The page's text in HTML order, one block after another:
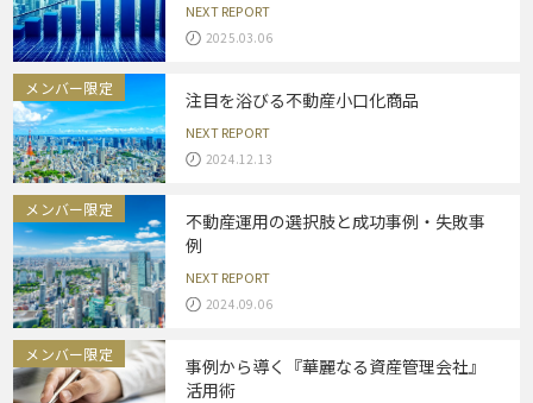
NEXT REPORT
2025.03.06
メンバー限定
注目を浴びる不動産小口化商品
NEXT REPORT
2024.12.13
メンバー限定
不動産運用の選択肢と成功事例・失敗事
例
NEXT REPORT
2024.09.06
メンバー限定
事例から導く『華麗なる資産管理会社』
活用術